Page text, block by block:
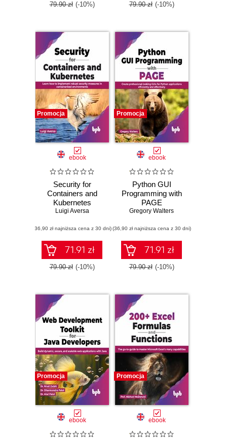
79.90 zł (-10%) 79.90 zł (-10%)
Promocja
ebook
Security for
Containers and
Kubernetes
Luigi Aversa
(36,90 zł najniższa cena z 30 dni)
71.91 zł
79.90 zł (-10%)
Promocja
ebook
Python GUI
Programming with
PAGE
Gregory Walters
(36,90 zł najniższa cena z 30 dni)
71.91 zł
79.90 zł (-10%)
Promocja
ebook
Promocja
ebook